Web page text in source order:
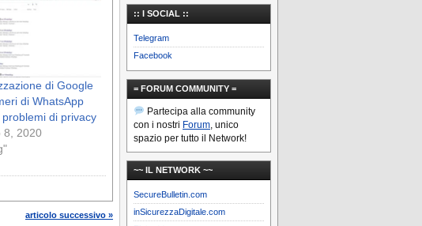
di Google
di WhatsApp
problemi di privacy
8, 2020
articolo successivo »
:: I SOCIAL ::
Telegram
Facebook
= FORUM COMMUNITY =
Partecipa alla community
con i nostri Forum, unico
spazio per tutto il Network!
~~ IL NETWORK ~~
SecureBulletin.com
inSicurezzaDigitale.com